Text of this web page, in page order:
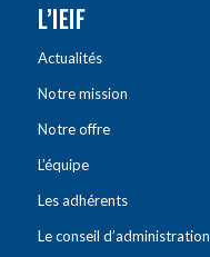
L’IEIF
Actualités
Notre mission
Notre offre
L’équipe
Les adhérents
Le conseil d’administration